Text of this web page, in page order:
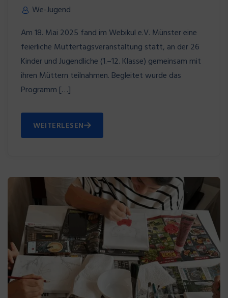
We-Jugend
Am 18. Mai 2025 fand im Webikul e.V. Münster eine
feierliche Muttertagsveranstaltung statt, an der 26
Kinder und Jugendliche (1.–12. Klasse) gemeinsam mit
ihren Müttern teilnahmen. Begleitet wurde das
Programm […]
WEITERLESEN